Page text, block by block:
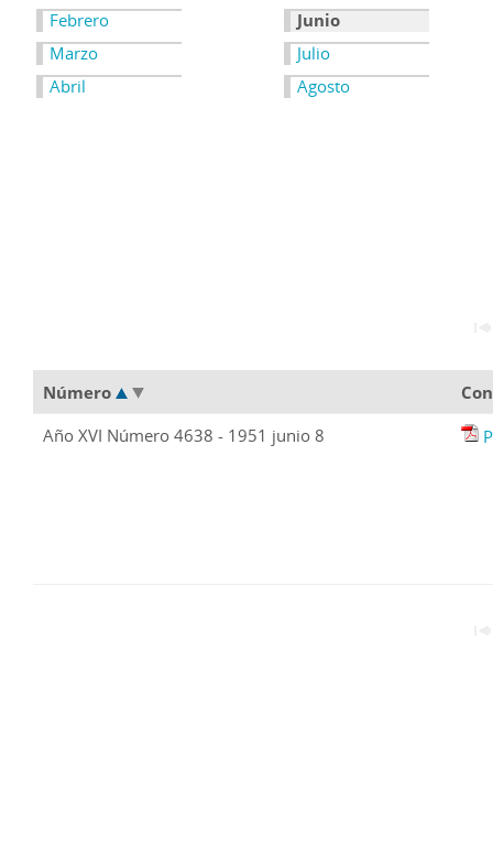
Febrero
Marzo
Abril
Junio
Julio
Agosto
Número
Año XVI Número 4638 - 1951 junio 8